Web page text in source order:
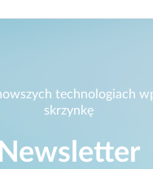
technologiach
skrzynkę
Newsletter